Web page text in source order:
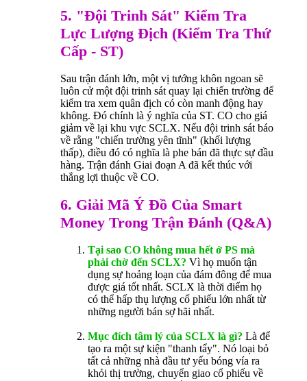
5. "Đội Trinh Sát" Kiểm Tra
Lực Lượng Địch (Kiểm Tra Thứ
Cấp - ST)
Sau trận đánh lớn, một vị tướng khôn ngoan sẽ
luôn cử một đội trinh sát quay lại chiến trường để
kiểm tra xem quân địch có còn manh động hay
không. Đó chính là ý nghĩa của ST. CO cho giá
giảm về lại khu vực SCLX. Nếu đội trinh sát báo
về rằng "chiến trường yên tĩnh" (khối lượng
thấp), điều đó có nghĩa là phe bán đã thực sự đầu
hàng. Trận đánh Giai đoạn A đã kết thúc với
thắng lợi thuộc về CO.
6. Giải Mã Ý Đồ Của Smart
Money Trong Trận Đánh (Q&A)
Tại sao CO không mua hết ở PS mà
phải chờ đến SCLX? Vì họ muốn tận
dụng sự hoảng loạn của đám đông để mua
được giá tốt nhất. SCLX là thời điểm họ
có thể hấp thụ lượng cổ phiếu lớn nhất từ
những người bán sợ hãi nhất.
Mục đích tâm lý của SCLX là gì? Là để
tạo ra một sự kiện "thanh tẩy". Nó loại bỏ
tất cả những nhà đầu tư yếu bóng vía ra
khỏi thị trường, chuyển giao cổ phiếu về